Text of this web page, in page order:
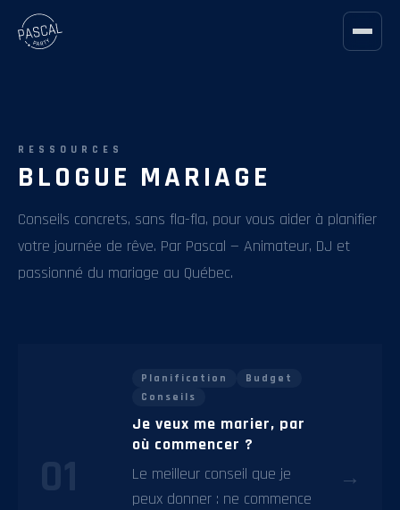
RESSOURCES
BLOGUE MARIAGE
Conseils concrets, sans fla-fla, pour vous aider à planifier
votre journée de rêve. Par Pascal — Animateur, DJ et
passionné du mariage au Québec.
Planification
Budget
Conseils
Je veux me marier, par
où commencer ?
Le meilleur conseil que je
peux donner : ne commence
→